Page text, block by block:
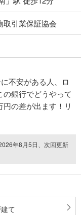
取引業保証協会
不安がある人、ロ
銀行でどうやって
の差が出ます！リ
年8月5日、次回更新
て